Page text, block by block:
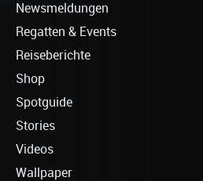
Newsmeldungen
Regatten & Events
Reiseberichte
Shop
Spotguide
Stories
Videos
Wallpaper